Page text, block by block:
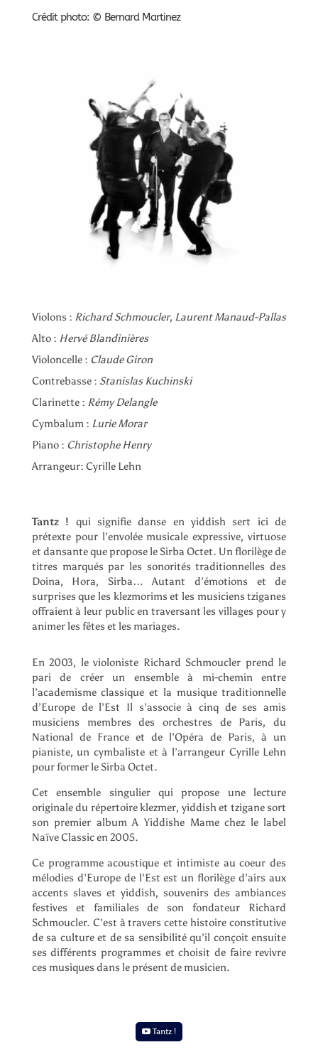
Crédit photo: © Bernard Martinez
Violons : Richard Schmoucler, Laurent Manaud-Pallas
Alto : Hervé Blandinières
Violoncelle : Claude Giron
Contrebasse : Stanislas Kuchinski
Clarinette : Rémy Delangle
Cymbalum : Lurie Morar
Piano : Christophe Henry
Arrangeur: Cyrille Lehn
Tantz ! qui signifie danse en yiddish sert ici de
prétexte pour l’envolée musicale expressive, virtuose
et dansante que propose le Sirba Octet. Un florilège de
titres marqués par les sonorités traditionnelles des
Doina, Hora, Sirba… Autant d’émotions et de
surprises que les klezmorims et les musiciens tziganes
offraient à leur public en traversant les villages pour y
animer les fêtes et les mariages.
En 2003, le violoniste Richard Schmoucler prend le
pari de créer un ensemble à mi-chemin entre
l’academisme classique et la musique traditionnelle
d’Europe de l’Est Il s’associe à cinq de ses amis
musiciens membres des orchestres de Paris, du
National de France et de l’Opéra de Paris, à un
pianiste, un cymbaliste et à l’arrangeur Cyrille Lehn
pour former le Sirba Octet.
Cet ensemble singulier qui propose une lecture
originale du répertoire klezmer, yiddish et tzigane sort
son premier album A Yiddishe Mame chez le label
Naïve Classic en 2005.
Ce programme acoustique et intimiste au coeur des
mélodies d’Europe de l’Est est un florilège d’airs aux
accents slaves et yiddish, souvenirs des ambiances
festives et familiales de son fondateur Richard
Schmoucler. C’est à travers cette histoire constitutive
de sa culture et de sa sensibilité qu’il conçoit ensuite
ses différents programmes et choisit de faire revivre
ces musiques dans le présent de musicien.
Tantz !